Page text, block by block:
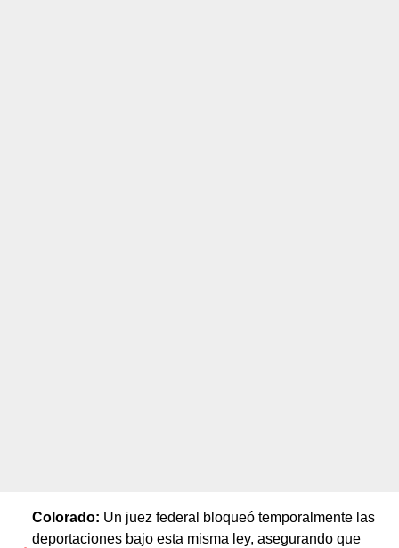
Colorado: Un juez federal bloqueó temporalmente las
deportaciones bajo esta misma ley, asegurando que